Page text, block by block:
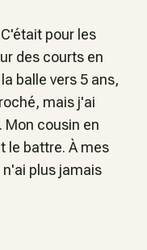
pour les
des courts en
balle vers 5 ans,
mais j'ai
Mon cousin en
le battre. À mes
plus jamais